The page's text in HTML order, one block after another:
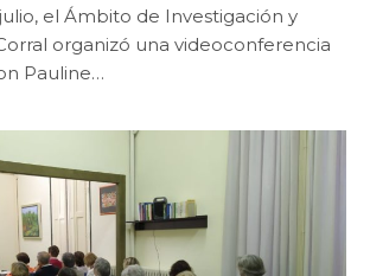
el Ámbito de Investigación y
organizó una videoconferencia
Pauline…